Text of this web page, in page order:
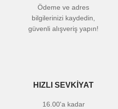
Ödeme ve adres
bilgilerinizi kaydedin,
güvenli alışveriş yapın!
HIZLI SEVKİYAT
16.00'a kadar